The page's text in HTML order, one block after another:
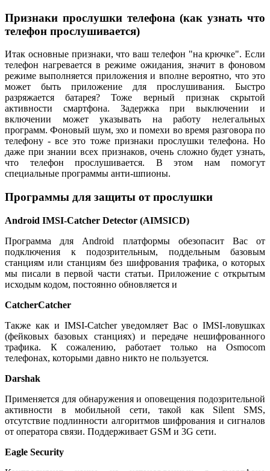
Признаки прослушки телефона (как узнать что
телефон прослушивается)
Итак основные признаки, что ваш телефон "на крючке". Если
телефон нагревается в режиме ожидания, значит в фоновом
режиме выполняется приложения и вполне вероятно, что это
может быть приложение для прослушивания. Быстро
разряжается батарея? Тоже верный признак скрытой
активности смартфона. Задержка при выключении и
включении может указывать на работу нелегальных
программ. Фоновый шум, эхо и помехи во время разговора по
телефону - все это тоже признаки прослушки телефона. Но
даже при знании всех признаков, очень сложно будет узнать,
что телефон прослушивается. В этом нам помогут
специальные программы анти-шпионы.
Программы для защиты от прослушки
Android IMSI-Catcher Detector (AIMSICD)
Программа для Android платформы обезопасит Вас от
подключения к подозрительным, поддельным базовым
станциям или станциям без шифрования трафика, о которых
мы писали в первой части статьи. Приложение с открытым
исходым кодом, постоянно обновляется и
CatcherCatcher
Также как и IMSI-Catcher уведомляет Вас о IMSI-ловушках
(фейковых базовых станциях) и передаче нешифрованного
трафика. К сожалению, работает только на Osmocom
телефонах, которыми давно никто не пользуется.
Darshak
Применяется для обнаружения и оповещения подозрительной
активности в мобильной сети, такой как Silent SMS,
отсутствие подлинности алгоритмов шифрования и сигналов
от оператора связи. Поддерживает GSM и 3G сети.
Eagle Security